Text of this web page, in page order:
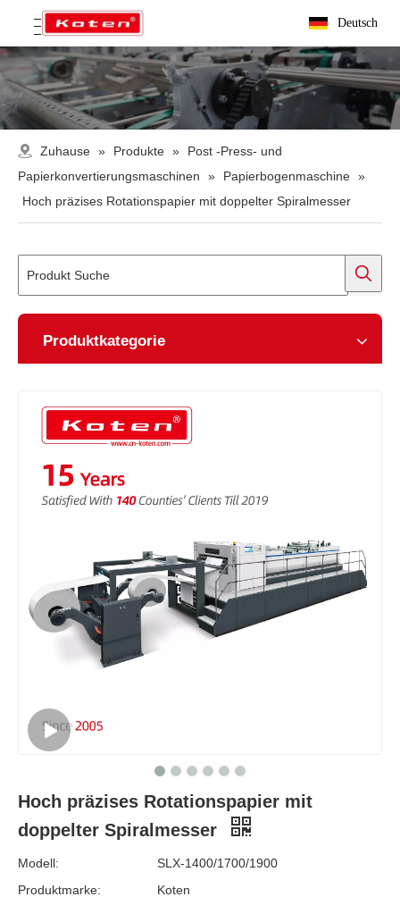
Deutsch
Zuhause » Produkte »
Post -Press- und
Papierkonvertierungsmaschinen
» Papierbogenmaschine »
Hoch präzises Rotationspapier mit doppelter Spiralmesser
Produktkategorie
Hoch präzises Rotationspapier mit
doppelter Spiralmesser
Modell:
SLX-1400/1700/1900
Produktmarke:
Koten